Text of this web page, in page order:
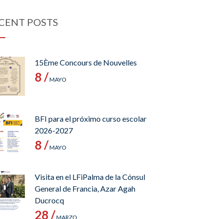
POSTS
15Ème Concours de Nouvelles
8 /MAYO
BFI para el próximo curso escolar
2026-2027
8 /MAYO
Visita en el LFiPalma de la Cónsul
General de Francia, Azar Agah
Ducrocq
28 /MARZO